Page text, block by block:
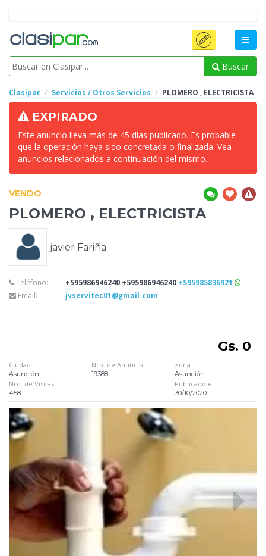
Buscar
Clasipar Servicios / Otros Servicios PLOMERO , ELECTRICISTA
EXPIRADO
Este anuncio lleva más de 45 días publicado. Es probable
que la operación haya sido concretada o finalizada. Vea
anuncios relacionados a continuación del mismo.
VENDO
PLOMERO , ELECTRICISTA
javier Fariña
Teléfono: +595986946240 +595986946240 +595985836921
Email:
jvservitec01@gmail.com
Gs. 0
Ciudad:
Asunción
Nro. de Anuncio:
19388
Zona
Asunción
Nro. de Visitas:
458
Publicado el:
30/10/2020